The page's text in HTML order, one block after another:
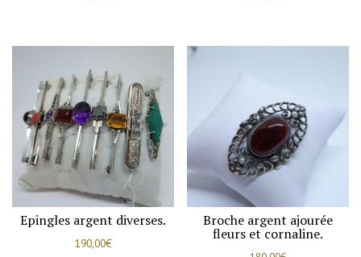
Epingles argent diverses.
190,00€
Broche argent ajourée
fleurs et cornaline.